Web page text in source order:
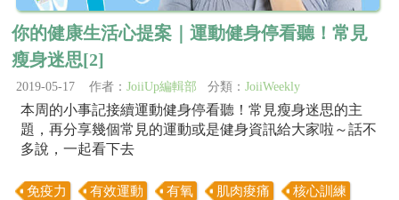
你的健康生活心提案｜運動健身停看聽！常見
瘦身迷思[2]
2019-05-17 作者： JoiiUp編輯部 分類： JoiiWeekly
本周的小事記接續運動健身停看聽！常見瘦身迷思的主
題，再分享幾個常見的運動或是健身資訊給大家啦～話不
多說，一起看下去
免疫力 有效運動 有氧 肌肉痠痛
核心訓練